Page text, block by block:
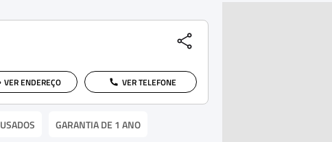
VER ENDEREÇO VER TELEFONE
USADOS GARANTIA DE 1 ANO